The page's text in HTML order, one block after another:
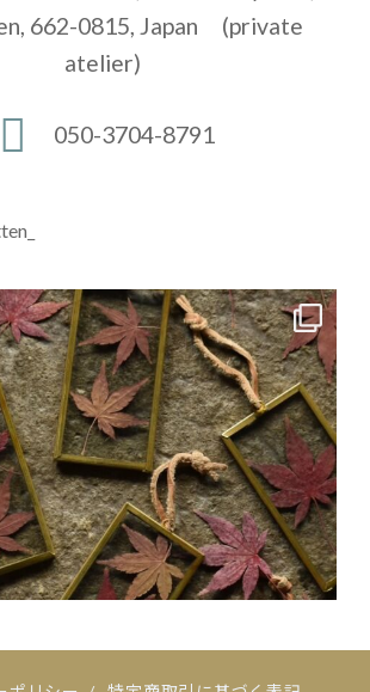
662-0815, Japan (private
atelier)
050-3704-8791